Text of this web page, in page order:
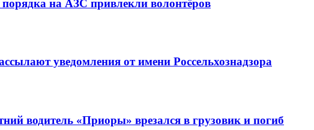
на АЗС привлекли волонтёров
уведомления от имени Россельхознадзора
водитель «Приоры» врезался в грузовик и погиб